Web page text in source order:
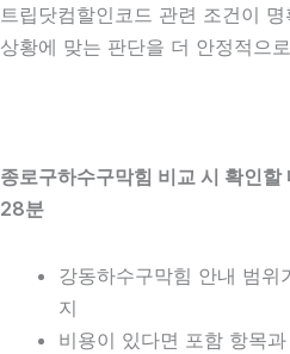
트립닷컴할인코드 관련 조건이
상황에 맞는 판단을 더 안정적으
종로구하수구막힘 비교 시 확인
28분
강동하수구막힘 안내 범위
지
비용이 있다면 포함 항목